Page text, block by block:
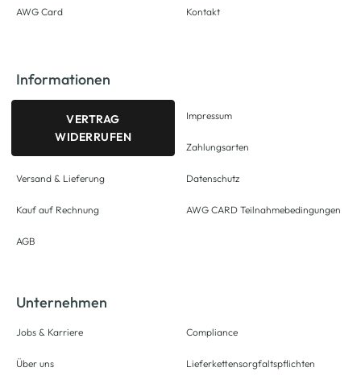
AWG Card Kontakt
Informationen
VERTRAG
WIDERRUFEN
Versand & Lieferung
Kauf auf Rechnung
AGB
Impressum
Zahlungsarten
Datenschutz
AWG CARD Teilnahmebedingungen
Unternehmen
Jobs & Karriere
Über uns
Compliance
Lieferkettensorgfaltspflichten